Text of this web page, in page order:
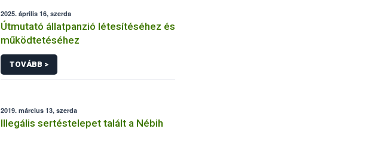
2025. április 16, szerda
Útmutató állatpanzió létesítéséhez és
működtetéséhez
TOVÁBB >
2019. március 13, szerda
Illegális sertéstelepet talált a Nébih